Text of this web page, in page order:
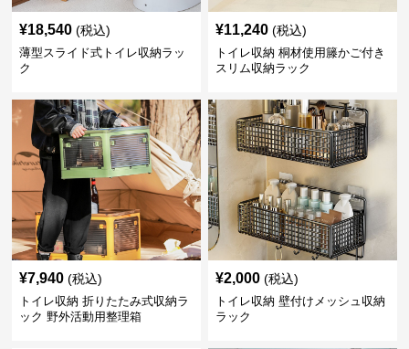
¥18,540 (税込)
薄型スライド式トイレ収納ラッ
ク
¥11,240 (税込)
トイレ収納 桐材使用籐かご付き
スリム収納ラック
¥7,940 (税込)
トイレ収納 折りたたみ式収納ラ
ック 野外活動用整理箱
¥2,000 (税込)
トイレ収納 壁付けメッシュ収納
ラック